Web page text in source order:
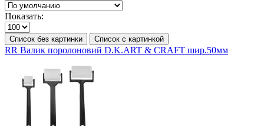
Показать:
Список без картинки Список с картинкой
RR Валик поролоновий D.K.ART & СRAFT шир.50мм